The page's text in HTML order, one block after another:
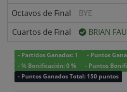
Octavos de Final
BYE
Cuartos de Final
BRIAN
- Partidos Ganados: 1
- Puntos
- % Bonificación: 0 %
- Puntos
- Puntos Ganados Total: 150 puntos